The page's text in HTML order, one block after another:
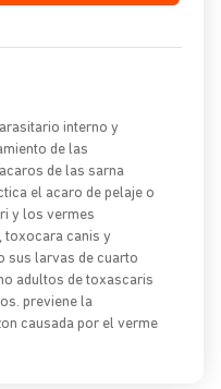
interno y
de las
de las sarna
el acaro de pelaje o
y los vermes
toxocara canis y
sus larvas de cuarto
adultos de toxascaris
previene la
causada por el verme